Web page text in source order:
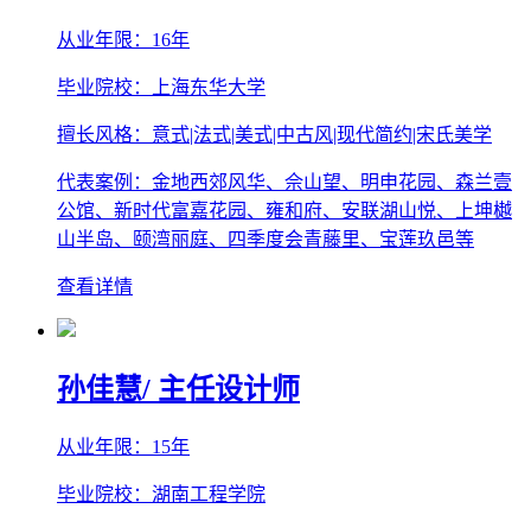
从业年限：16年
毕业院校：上海东华大学
擅长风格：意式|法式|美式|中古风|现代简约|宋氏美学
代表案例：金地西郊风华、佘山望、明申花园、森兰壹
公馆、新时代富嘉花园、雍和府、安联湖山悦、上坤樾
山半岛、颐湾丽庭、四季度会青藤里、宝莲玖邑等
查看详情
孙佳慧/ 主任设计师
从业年限：15年
毕业院校：湖南工程学院